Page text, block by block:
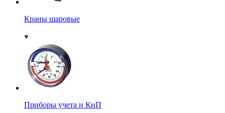
Краны шаровые
Приборы учета и КиП